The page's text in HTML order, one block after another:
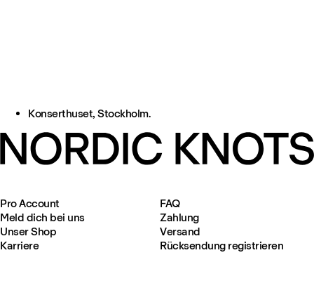
Konserthuset, Stockholm.
Pro Account
Meld dich bei uns
Unser Shop
Karriere
FAQ
Zahlung
Versand
Rücksendung registrieren